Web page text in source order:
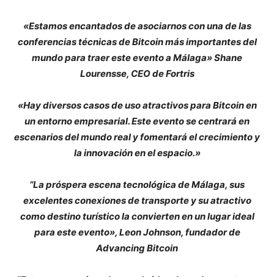
«Estamos encantados de asociarnos con una de las
conferencias técnicas de Bitcoin más importantes del
mundo para traer este evento a Málaga» Shane
Lourensse, CEO de Fortris
«Hay diversos casos de uso atractivos para Bitcoin en
un entorno empresarial. Este evento se centrará en
escenarios del mundo real y fomentará el crecimiento y
la innovación en el espacio.»
“La próspera escena tecnológica de Málaga, sus
excelentes conexiones de transporte y su atractivo
como destino turístico la convierten en un lugar ideal
para este evento», Leon Johnson, fundador de
Advancing Bitcoin